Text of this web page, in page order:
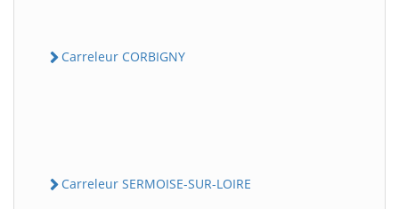
Carreleur CORBIGNY
Carreleur SERMOISE-SUR-LOIRE